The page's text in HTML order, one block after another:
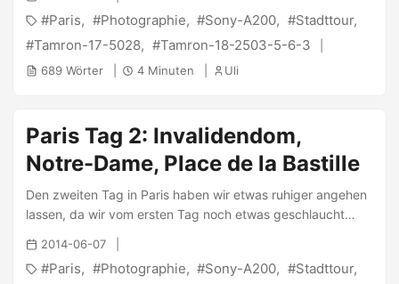
Unterschlupf, sodass dieser Aufenthalt relativ preiswert
ablief. M. erklärte sich zudem bereit mir die Stadt (in allen
Facetten ;) ) und vor allem die Sehenswürdigkeiten zu
zeigen. Die direkte Anreise am Donnerstag im TGV von
zur Unterkunft. ...
Paris Photographie Sony-A200
Stadttour
Tamron-17-5028
Tamron-18-2503-5-6-3
689 Wörter 4 Minuten Uli
Paris Tag 2: Invalidendom,
Notre-Dame, Place de la Bastille
Den zweiten Tag in Paris haben wir etwas ruhiger angehen
lassen, da wir vom ersten Tag noch etwas geschlaucht
waren. Leider war an diesem Tag auch das Wetter etwas
schlechter, immerhin regnete es nicht. Auf dem Programm
stand zunächst der Invalidendom. Für die Beschreibung
2014-06-07
Paris Photographie Sony-A200
Stadttour